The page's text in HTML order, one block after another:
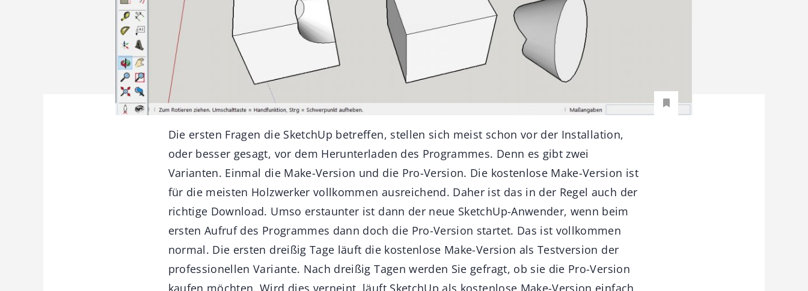
Die ersten Fragen die SketchUp betreffen, stellen sich meist schon vor der Installation,
oder besser gesagt, vor dem Herunterladen des Programmes. Denn es gibt zwei
Varianten. Einmal die Make-Version und die Pro-Version. Die kostenlose Make-Version ist
für die meisten Holzwerker vollkommen ausreichend. Daher ist das in der Regel auch der
richtige Download. Umso erstaunter ist dann der neue SketchUp-Anwender, wenn beim
ersten Aufruf des Programmes dann doch die Pro-Version startet. Das ist vollkommen
normal. Die ersten dreißig Tage läuft die kostenlose Make-Version als Testversion der
professionellen Variante. Nach dreißig Tagen werden Sie gefragt, ob sie die Pro-Version
kaufen möchten. Wird dies verneint, läuft SketchUp als kostenlose Make-Version einfach